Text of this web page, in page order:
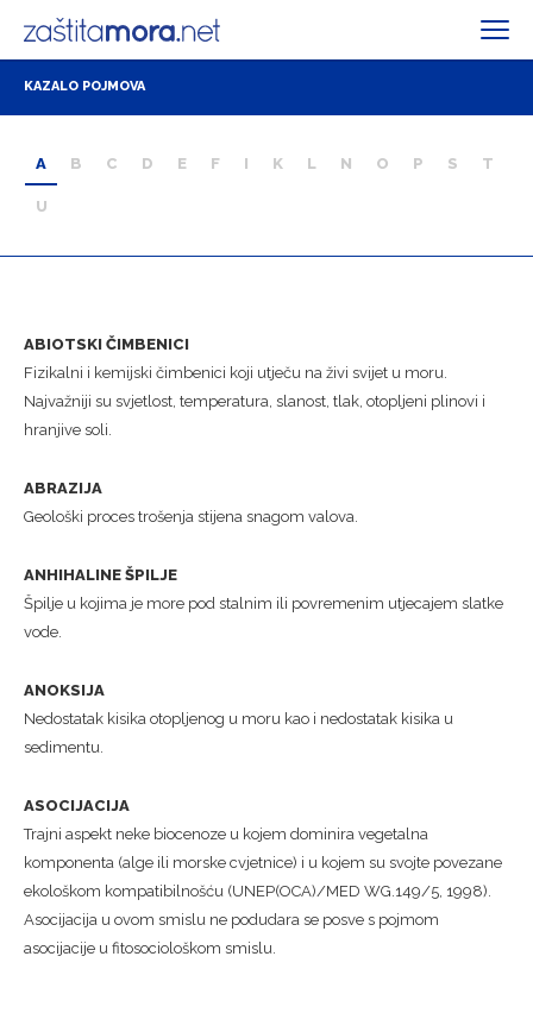
KAZALO POJMOVA
A B C D E F I K L N O P S T
U
ABIOTSKI ČIMBENICI
Fizikalni i kemijski čimbenici koji utječu na živi svijet u moru.
Najvažniji su svjetlost, temperatura, slanost, tlak, otopljeni plinovi i
hranjive soli.
ABRAZIJA
Geološki proces trošenja stijena snagom valova.
ANHIHALINE ŠPILJE
Špilje u kojima je more pod stalnim ili povremenim utjecajem slatke
vode.
ANOKSIJA
Nedostatak kisika otopljenog u moru kao i nedostatak kisika u
sedimentu.
ASOCIJACIJA
Trajni aspekt neke biocenoze u kojem dominira vegetalna
komponenta (alge ili morske cvjetnice) i u kojem su svojte povezane
ekološkom kompatibilnošću (UNEP(OCA)/MED WG.149/5, 1998).
Asocijacija u ovom smislu ne podudara se posve s pojmom
asocijacije u fitosociološkom smislu.